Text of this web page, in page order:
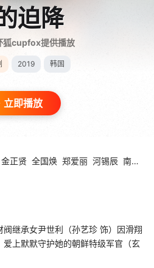
迫降
狐cupfox提供播放
2019 韩国
立即播放
金正贤 全国焕 郑爱丽 河锡辰 南庆邑
继承女尹世利（孙艺珍 饰）因滑翔
爱上默默守护她的朝鲜特级军官（玄